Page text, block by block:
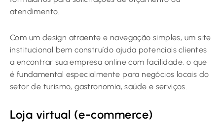
atendimento.
Com um design atraente e navegação simples, um site
institucional bem construído ajuda potenciais clientes
a encontrar sua empresa online com facilidade, o que
é fundamental especialmente para negócios locais do
setor de turismo, gastronomia, saúde e serviços.
Loja virtual (e-commerce)